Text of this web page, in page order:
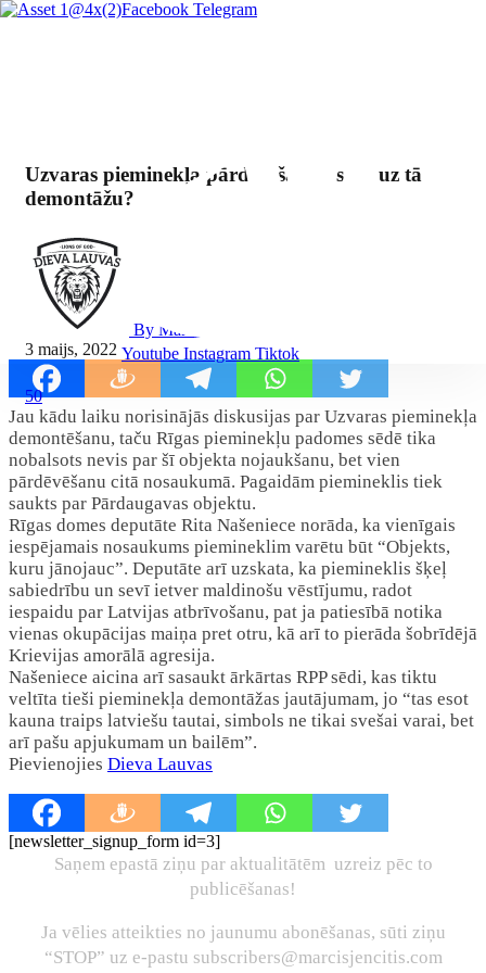
Facebook Telegram
Youtube Instagram Tiktok
Uzvaras pieminekļa pārdēvēšana - solis uz tā
demontāžu?
By Mārcis Jencītis
3 maijs, 2022
50
Jau kādu laiku norisinājās diskusijas par Uzvaras pieminekļa
demontēšanu, taču Rīgas pieminekļu padomes sēdē tika
nobalsots nevis par šī objekta nojaukšanu, bet vien
pārdēvēšanu citā nosaukumā. Pagaidām piemineklis tiek
saukts par Pārdaugavas objektu.
Rīgas domes deputāte Rita Našeniece norāda, ka vienīgais
iespējamais nosaukums piemineklim varētu būt “Objekts,
kuru jānojauc”. Deputāte arī uzskata, ka piemineklis šķeļ
sabiedrību un sevī ietver maldinošu vēstījumu, radot
iespaidu par Latvijas atbrīvošanu, pat ja patiesībā notika
vienas okupācijas maiņa pret otru, kā arī to pierāda šobrīdējā
Krievijas amorālā agresija.
Našeniece aicina arī sasaukt ārkārtas RPP sēdi, kas tiktu
veltīta tieši pieminekļa demontāžas jautājumam, jo “tas esot
kauna traips latviešu tautai, simbols ne tikai svešai varai, bet
arī pašu apjukumam un bailēm”.
Pievienojies Dieva Lauvas
[newsletter_signup_form id=3]
Saņem epastā ziņu par aktualitātēm uzreiz pēc to
publicēšanas!
Ja vēlies atteikties no jaunumu abonēšanas, sūti ziņu
“STOP” uz e-pastu subscribers@marcisjencitis.com